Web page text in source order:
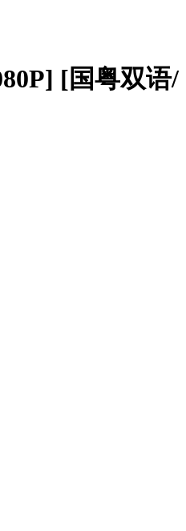
[国粤双语/